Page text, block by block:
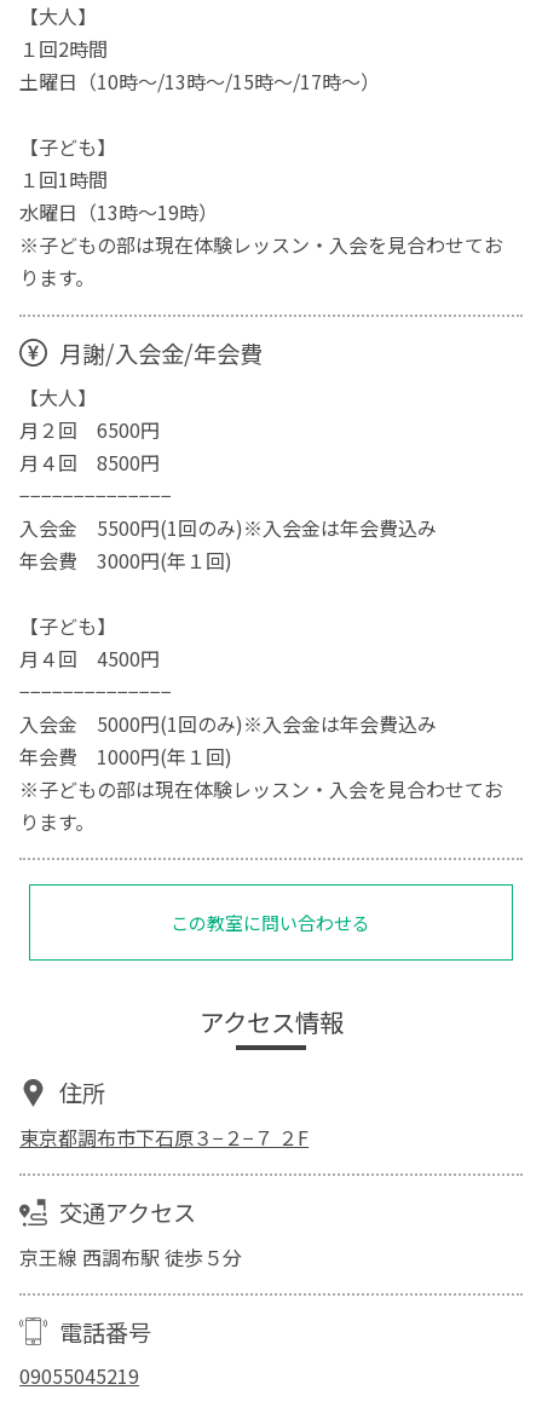
【大人】
１回2時間
土曜日（10時〜/13時〜/15時〜/17時〜）
【子ども】
１回1時間
水曜日（13時〜19時）
※子どもの部は現在体験レッスン・入会を見合わせてお
ります。
月謝/入会金/年会費
【大人】
月２回 6500円
月４回 8500円
−−−−−−−−−−−−−−
入会金 5500円(1回のみ)※入会金は年会費込み
年会費 3000円(年１回)
【子ども】
月４回 4500円
−−−−−−−−−−−−−−
入会金 5000円(1回のみ)※入会金は年会費込み
年会費 1000円(年１回)
※子どもの部は現在体験レッスン・入会を見合わせてお
ります。
この教室に問い合わせる
アクセス情報
住所
東京都調布市下石原３−２−７ ２F
交通アクセス
京王線 西調布駅 徒歩５分
電話番号
09055045219